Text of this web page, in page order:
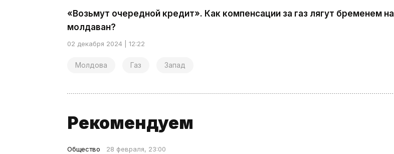
«Возьмут очередной кредит». Как компенсации за газ лягут бременем на
молдаван?
02 декабря 2024 | 12:22
Молдова Газ Запад
Рекомендуем
Общество 28 февраля, 23:00